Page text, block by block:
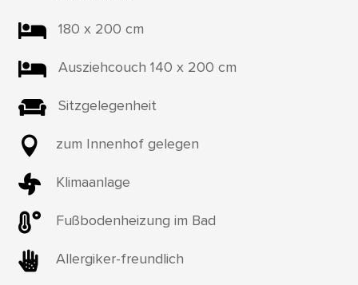
 180 x 200 cm
 Ausziehcouch 140 x 200 cm
 Sitzgelegenheit
 zum Innenhof gelegen
 Klimaanlage
 Fußbodenheizung im Bad
 Allergiker-freundlich